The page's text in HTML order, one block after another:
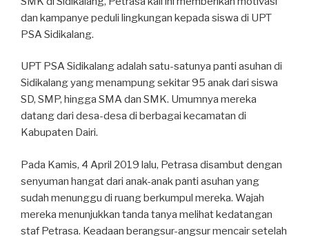
dan kampanye peduli lingkungan kepada siswa di UPT
PSA Sidikalang.
UPT PSA Sidikalang adalah satu-satunya panti asuhan di
Sidikalang yang menampung sekitar 95 anak dari siswa
SD, SMP, hingga SMA dan SMK. Umumnya mereka
datang dari desa-desa di berbagai kecamatan di
Kabupaten Dairi.
Pada Kamis, 4 April 2019 lalu, Petrasa disambut dengan
senyuman hangat dari anak-anak panti asuhan yang
sudah menunggu di ruang berkumpul mereka. Wajah
mereka menunjukkan tanda tanya melihat kedatangan
staf Petrasa. Keadaan berangsur-angsur mencair setelah